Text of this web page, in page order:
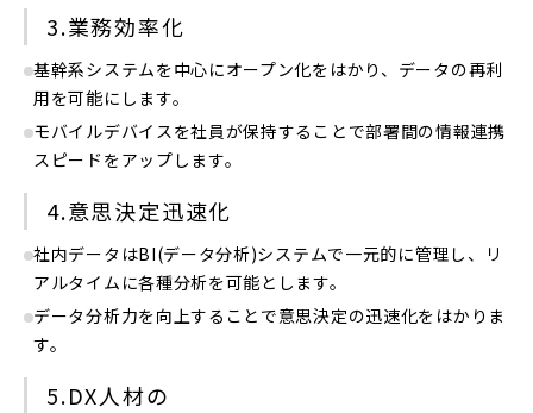
3.業務効率化
基幹系システムを中心にオープン化をはかり、データの再利
用を可能にします。
モバイルデバイスを社員が保持することで部署間の情報連携
スピードをアップします。
4.意思決定迅速化
社内データはBI(データ分析)システムで一元的に管理し、リ
アルタイムに各種分析を可能とします。
データ分析力を向上することで意思決定の迅速化をはかりま
す。
5.DX人材の